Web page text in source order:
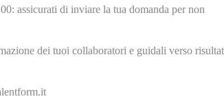
assicurati di inviare la tua domanda per non
dei tuoi collaboratori e guidali verso